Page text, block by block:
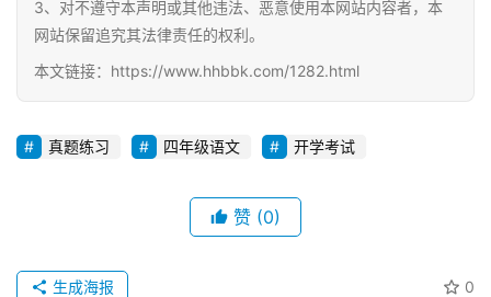
3、对不遵守本声明或其他违法、恶意使用本网站内容者，本
网站保留追究其法律责任的权利。
本文链接：https://www.hhbbk.com/1282.html
真题练习 四年级语文 开学考试
赞 (0)
0
生成海报